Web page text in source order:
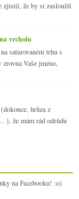
zjistil, že by si zasloužil
vrcholu
saturovaném trhu s
Vaše jméno,
hrůza z
), že mám rád odrůdu
na Facebooku! :o)